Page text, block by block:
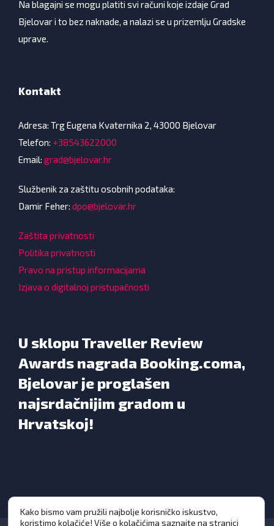
Na blagajni se mogu platiti svi računi koje izdaje Grad
Bjelovar i to bez naknade, a nalazi se u prizemlju Gradske
uprave.
Kontakt
Adresa: Trg Eugena Kvaternika 2, 43000 Bjelovar
Telefon: +38543622000
Email: grad@bjelovar.hr
Službenik za zaštitu osobnih podataka:
Damir Feher: dpo@bjelovar.hr
Zaštita privatnosti
Politika privatnosti
Pravo na pristup informacijama
Izjava o digitalnoj pristupačnosti
U sklopu Traveller Review
Awards nagrada Booking.coma,
Bjelovar je proglašen
najsrdačnijim gradom u
Hrvatskoj!
Kako bismo vam pružili najbolje korisničko iskustvo,
koristimo kolačiće! Više o kolačićima saznajte na stranici